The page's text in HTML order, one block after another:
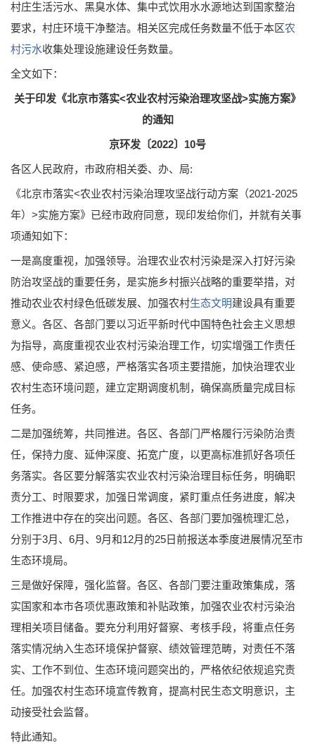
村庄生活污水、黑臭水体、集中式饮用水水源地达到国家整治
要求，村庄环境干净整洁。相关区完成任务数量不低于本区农
村污水收集处理设施建设任务数量。
全文如下：
关于印发《北京市落实<农业农村污染治理攻坚战>实施方案》
的通知
京环发〔2022〕10号
各区人民政府，市政府相关委、办、局:
《北京市落实<农业农村污染治理攻坚战行动方案（2021-2025
年）>实施方案》已经市政府同意，现印发给你们，并就有关事
项通知如下：
一是高度重视，加强领导。治理农业农村污染是深入打好污染
防治攻坚战的重要任务，是实施乡村振兴战略的重要举措，对
推动农业农村绿色低碳发展、加强农村生态文明建设具有重要
意义。各区、各部门要以习近平新时代中国特色社会主义思想
为指导，高度重视农业农村污染治理工作，切实增强工作责任
感、使命感、紧迫感，严格落实各项主要措施，加快治理农业
农村生态环境问题，建立定期调度机制，确保高质量完成目标
任务。
二是加强统筹，共同推进。各区、各部门严格履行污染防治责
任，保持力度、延伸深度、拓宽广度，以更高标准抓好各项任
务落实。各区要分解落实农业农村污染治理目标任务，明确职
责分工、时限要求，加强日常调度，紧盯重点任务进度，解决
工作推进中存在的突出问题。各区、各部门要加强梳理汇总，
分别于3月、6月、9月和12月的25日前报送本季度进展情况至市
生态环境局。
三是做好保障，强化监督。各区、各部门要注重政策集成，落
实国家和本市各项优惠政策和补贴政策，加强农业农村污染治
理相关项目储备。要充分利用好督察、考核手段，将重点任务
落实情况纳入生态环境保护督察、绩效管理范畴，对责任不落
实、工作不到位、生态环境问题突出的，严格依纪依规追究责
任。加强农村生态环境宣传教育，提高村民生态文明意识，主
动接受社会监督。
特此通知。